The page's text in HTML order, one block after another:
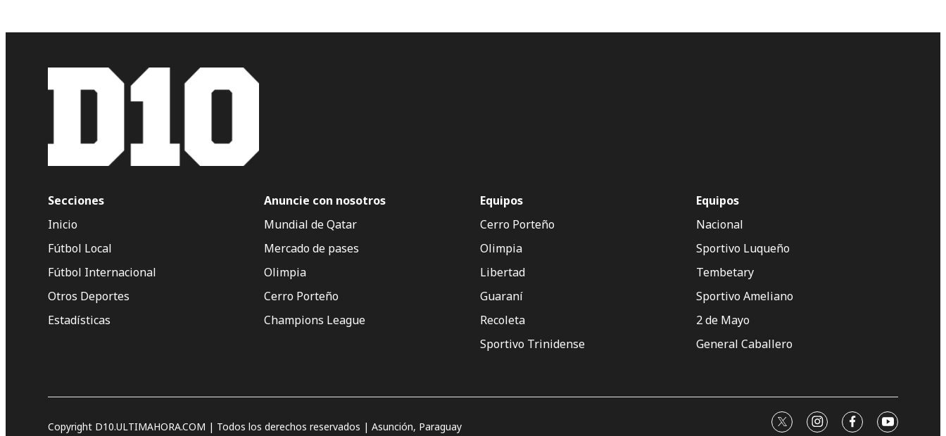
Secciones
Inicio
Fútbol Local
Fútbol Internacional
Otros Deportes
Estadísticas
Anuncie con nosotros
Mundial de Qatar
Mercado de pases
Olimpia
Cerro Porteño
Champions League
Equipos
Cerro Porteño
Olimpia
Libertad
Guaraní
Recoleta
Sportivo Trinidense
Equipos
Nacional
Sportivo Luqueño
Tembetary
Sportivo Ameliano
2 de Mayo
General Caballero
Copyright D10.ULTIMAHORA.COM | Todos los derechos reservados | Asunción, Paraguay twitterinstagram
facebookyoutube